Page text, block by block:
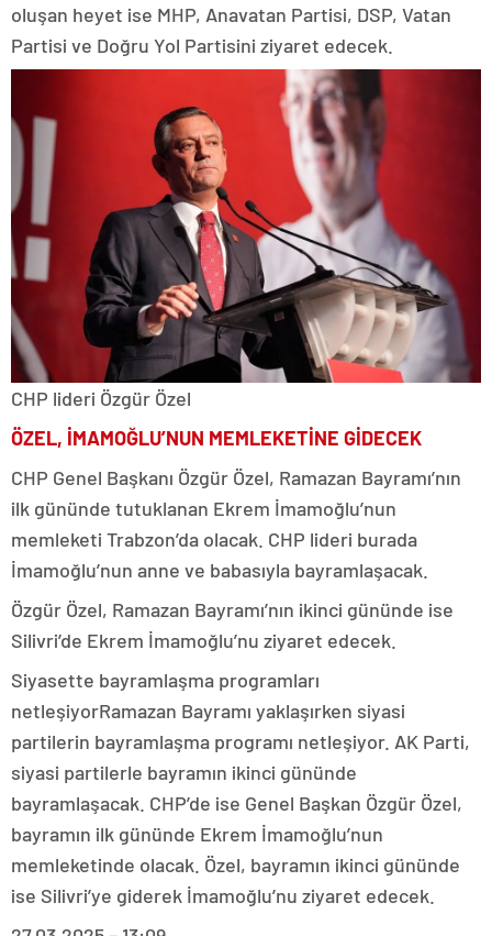
oluşan heyet ise MHP, Anavatan Partisi, DSP, Vatan
Partisi ve Doğru Yol Partisini ziyaret edecek.
CHP lideri Özgür Özel
ÖZEL, İMAMOĞLU’NUN MEMLEKETİNE GİDECEK
CHP Genel Başkanı Özgür Özel, Ramazan Bayramı’nın
ilk gününde tutuklanan Ekrem İmamoğlu’nun
memleketi Trabzon’da olacak. CHP lideri burada
İmamoğlu’nun anne ve babasıyla bayramlaşacak.
Özgür Özel, Ramazan Bayramı’nın ikinci gününde ise
Silivri’de Ekrem İmamoğlu’nu ziyaret edecek.
Siyasette bayramlaşma programları
netleşiyorRamazan Bayramı yaklaşırken siyasi
partilerin bayramlaşma programı netleşiyor. AK Parti,
siyasi partilerle bayramın ikinci gününde
bayramlaşacak. CHP’de ise Genel Başkan Özgür Özel,
bayramın ilk gününde Ekrem İmamoğlu’nun
memleketinde olacak. Özel, bayramın ikinci gününde
ise Silivri’ye giderek İmamoğlu’nu ziyaret edecek.